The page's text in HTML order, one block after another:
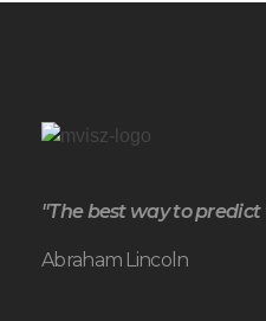
"The best way to
Abraham Lincoln